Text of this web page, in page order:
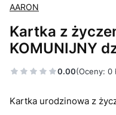
AARON
Kartka z
KOMUNIJNY
0.00(Oceny: 0
Kartka urodzinowa z